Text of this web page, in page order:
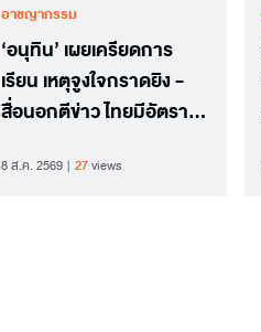
อาชญากรรม
‘อนุทิน’ เผยเครียดการ
เรียน เหตุจูงใจกราดยิง -
สื่อนอกตีข่าว ไทยมีอัตรา
แห่งหนึ่งในอาเซียน
8 ส.ค. 2569 27views